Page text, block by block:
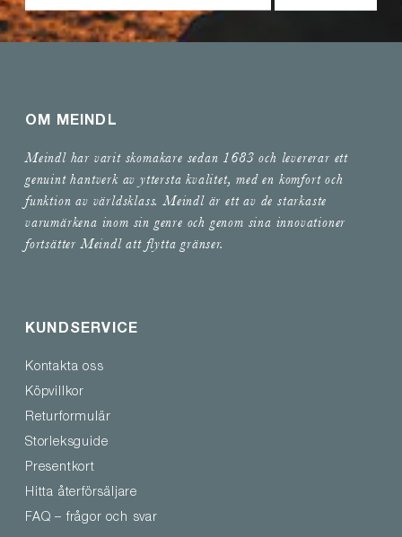
OM MEINDL
Meindl har varit skomakare sedan 1683 och levererar ett
genuint hantverk av yttersta kvalitet, med en komfort och
funktion av världsklass. Meindl är ett av de starkaste
varumärkena inom sin genre och genom sina innovationer
fortsätter Meindl att flytta gränser.
KUNDSERVICE
Kontakta oss
Köpvillkor
Returformulär
Storleksguide
Presentkort
Hitta återförsäljare
FAQ – frågor och svar